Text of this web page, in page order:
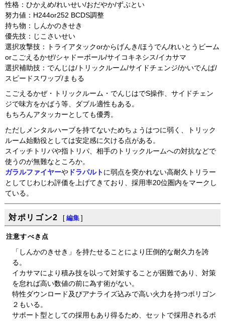
性格：ひかえめ/れいせい/おだやか/ずぶとい
努力値：H244or252 BCDS調整
持ち物：しんかのきせき
優先技：じこさいせい
選択攻撃技：トライアタックorからげんき/ほうでん/れいとうビーム
orこごえるかぜ/シャドーボール/サイコキネシス/イカサマ
選択補助技：でんじは/トリックルーム/サイドチェンジ/かいでんぱ/
スピードスワップ/まもる
こごえるかぜ・トリックルーム・でんじはでS操作、サイドチェン
ジで味方をかばう等、ダブル適性もある。
もちろんアタッカーとしても優秀。
ただしメンタルハーブを持てないためちょうはつに弱く、トリック
ルーム始動役としては安定感に欠ける点がある。
スイッチトリパや指トリパ、相手のトリックルームへの対抗などで
使うのが無難なところか。
ガラルファイヤーや ドラパルト に弱点を突かれない高耐久トリラー
としてじわじわ評価を上げてきており、採用率20位圏内をマークし
ている。
対ポリゴン2 [ 編集 ]
注意すべき点
「しんかのきせき」を持たせることにより圧倒的な耐久力を誇
る。
イカサマにより積み技を以って対策することが困難であり、対策
を怠れば高い数値の前に為す術がない。
特性ダウンロード及びアナライズ込みで高い火力を持つポリゴン
２もいる。
サポート型としての採用もあり得るため、セットで採用されるポ